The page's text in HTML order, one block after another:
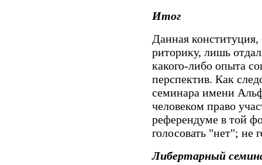
Итог
Данная
риторику, лишь
какого-либо опыта
перспектив. Как
семинара имени
человеком право
референдуме в той
голосовать "нет"; не
Либертарный